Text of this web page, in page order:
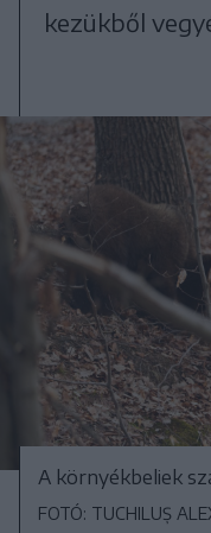
kezükből
A környékbeliek
FOTÓ: TUCHILUȘ